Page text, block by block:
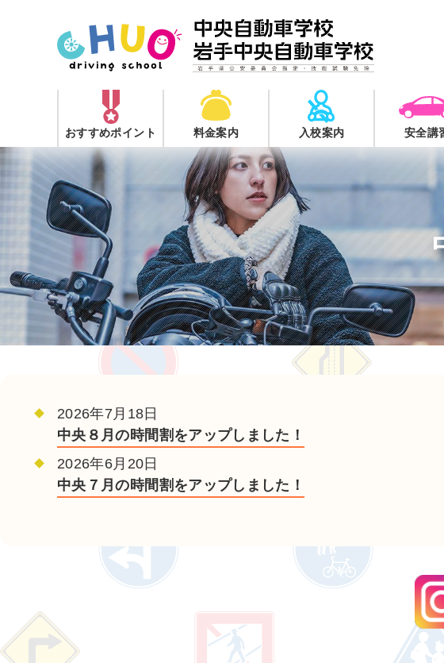
おすすめポイント 料金案内 入校案内 安全講
2026年7月18日
中央８月の時間割をアップしました！
2026年6月20日
中央７月の時間割をアップしました！